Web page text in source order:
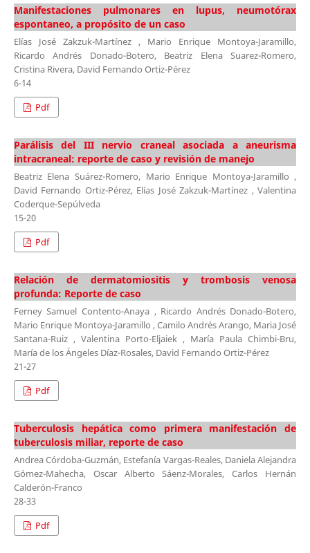
Manifestaciones pulmonares en lupus, neumotórax
espontaneo, a propósito de un caso
Elías José Zakzuk-Martínez , Mario Enrique Montoya-Jaramillo,
Ricardo Andrés Donado-Botero, Beatriz Elena Suarez-Romero,
Cristina Rivera, David Fernando Ortiz-Pérez
6-14
Pdf
Parálisis del III nervio craneal asociada a aneurisma
intracraneal: reporte de caso y revisión de manejo
Beatriz Elena Suárez-Romero, Mario Enrique Montoya-Jaramillo ,
David Fernando Ortiz-Pérez, Elías José Zakzuk-Martínez , Valentina
Coderque-Sepúlveda
15-20
Pdf
Relación de dermatomiositis y trombosis venosa
profunda: Reporte de caso
Ferney Samuel Contento-Anaya , Ricardo Andrés Donado-Botero,
Mario Enrique Montoya-Jaramillo , Camilo Andrés Arango, Maria José
Santana-Ruiz , Valentina Porto-Eljaiek , María Paula Chimbi-Bru,
María de los Ángeles Díaz-Rosales, David Fernando Ortiz-Pérez
21-27
Pdf
Tuberculosis hepática como primera manifestación de
tuberculosis miliar, reporte de caso
Andrea Córdoba-Guzmán, Estefanía Vargas-Reales, Daniela Alejandra
Gómez-Mahecha, Oscar Alberto Sáenz-Morales, Carlos Hernán
Calderón-Franco
28-33
Pdf